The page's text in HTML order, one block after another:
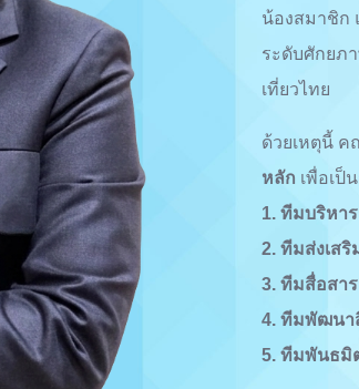
น้องสมาชิก
ระดับศักยภ
เที่ยวไทย
ด้วยเหตุนี้ ค
หลัก เพื่อเป็
1. ทีมบริหา
2. ทีมส่งเสริ
3. ทีมสื่อสา
4. ทีมพัฒนา
5. ทีมพันธมิ